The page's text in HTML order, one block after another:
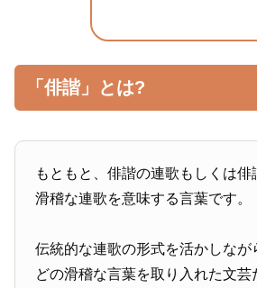
「俳諧」とは?
もともと、俳諧の連歌もしくは俳
滑稽な連歌を意味する言葉です。
伝統的な連歌の形式を活かしなが
どの滑稽な言葉を取り入れた文芸